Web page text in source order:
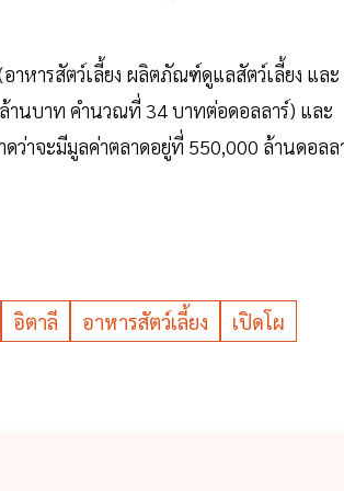
าหารสัตว์เลี้ยง ผลิตภัณฑ์ดูแลสัตว์เลี้ยง และ
านบาท คำนวณที่ 34 บาทต่อดอลลาร์) และ
ว่าจะมีมูลค่าตลาดอยู่ที่ 550,000 ล้านดอลล
อิตาลี อาหารสัตว์เลี้ยง
เปิดโผ